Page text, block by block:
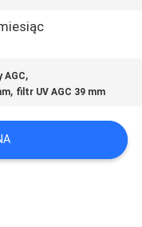
AGC,
, filtr UV AGC 39 mm